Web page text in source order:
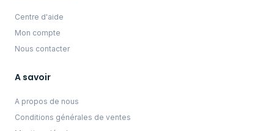
Centre d'aide
Mon compte
Nous contacter
A savoir
A propos de nous
Conditions générales de ventes